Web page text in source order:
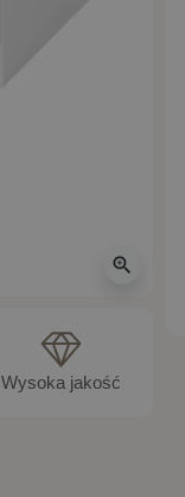
zoom_in
Wysoka jakość